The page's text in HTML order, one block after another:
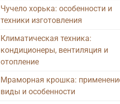
Чучело хорька: особенности и
техники изготовления
Климатическая техника:
кондиционеры, вентиляция и
отопление
Мраморная крошка:
виды и особенности